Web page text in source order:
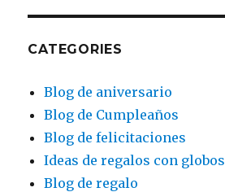
CATEGORIES
Blog de aniversario
Blog de Cumpleaños
Blog de felicitaciones
Ideas de regalos con globos
Blog de regalo